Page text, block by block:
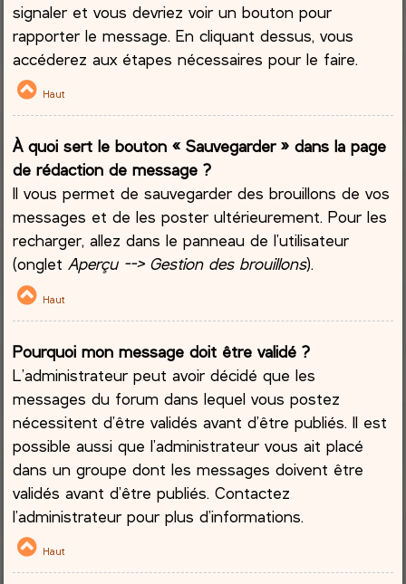
signaler et vous devriez voir un bouton pour
rapporter le message. En cliquant dessus, vous
accéderez aux étapes nécessaires pour le faire.
Haut
À quoi sert le bouton « Sauvegarder » dans la page
de rédaction de message ?
Il vous permet de sauvegarder des brouillons de vos
messages et de les poster ultérieurement. Pour les
recharger, allez dans le panneau de l’utilisateur
(ongletAperçu --> Gestion des brouillons).
Haut
Pourquoi mon message doit être validé ?
L’administrateur peut avoir décidé que les
messages du forum dans lequel vous postez
nécessitent d’être validés avant d’être publiés. Il est
possible aussi que l’administrateur vous ait placé
dans un groupe dont les messages doivent être
validés avant d’être publiés. Contactez
l’administrateur pour plus d’informations.
Haut